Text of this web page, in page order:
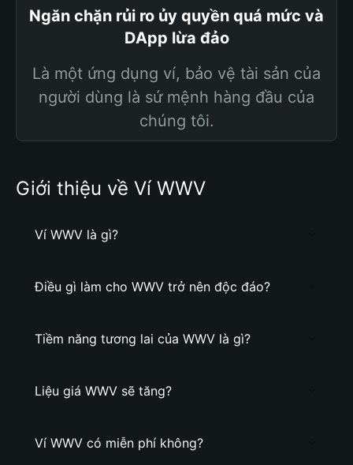
Ngăn chặn rủi ro ủy quyền quá mức và
DApp lừa đảo
Là một ứng dụng ví, bảo vệ tài sản của
người dùng là sứ mệnh hàng đầu của
chúng tôi.
Giới thiệu về Ví WWV
Ví WWV là gì?
Điều gì làm cho WWV trở nên độc đáo?
Tiềm năng tương lai của WWV là gì?
Liệu giá WWV sẽ tăng?
Ví WWV có miễn phí không?